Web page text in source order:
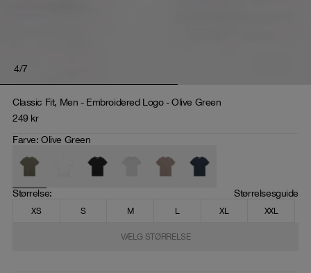
4/7
Classic Fit, Men - Embroidered Logo - Olive Green
249 kr
Farve:Olive Green
Størrelse: Størrelsesguide
XS S M L XL XXL
VÆLG STØRRELSE